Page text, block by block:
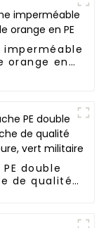
imperméable
orange en
double
de qualité